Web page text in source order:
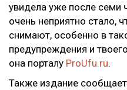
увидела уже после семи
очень неприятно стало,
снимают, особенно в
предупреждения и
она порталу ProUfu.ru.
Также издание